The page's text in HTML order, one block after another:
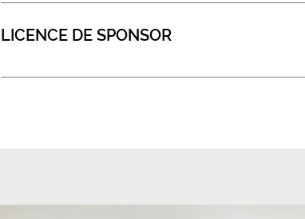
LICENCE DE SPONSOR
DEMANDE DE LICENCE DE PARRAINAGE1 200 £